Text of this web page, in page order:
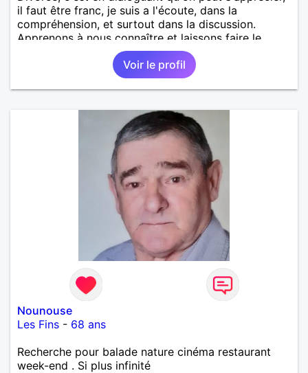
il faut être franc, je suis a l'écoute, dans la
compréhension, et surtout dans la discussion.
Apprenons à nous connaître et laissons faire le
Voir le profil
Nounouse
Les Fins - 68 ans
Recherche pour balade nature cinéma restaurant
week-end . Si plus infinité